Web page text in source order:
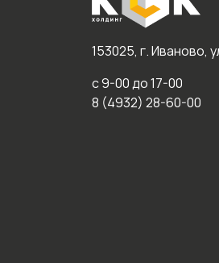
153025, г. Иваново,
с 9-00 до 17-00
8 (4932) 28-60-00